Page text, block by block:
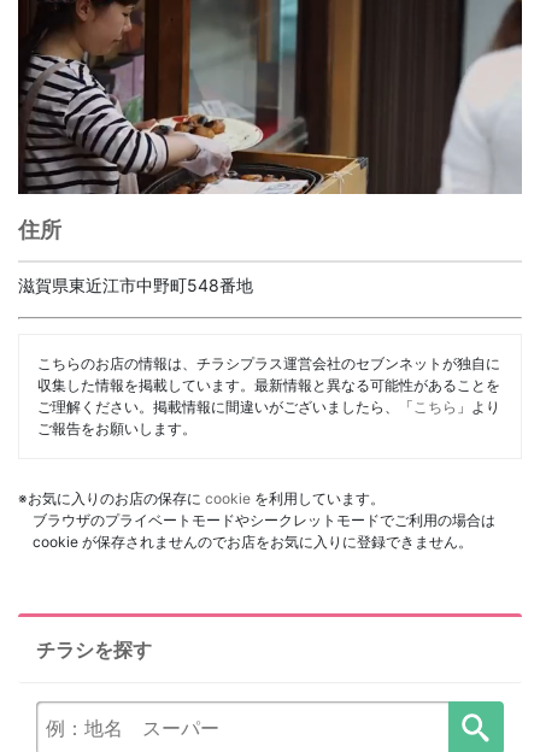
住所
滋賀県東近江市中野町548番地
こちらのお店の情報は、チラシプラス運営会社のセブンネットが独自に
収集した情報を掲載しています。最新情報と異なる可能性があることを
ご理解ください。掲載情報に間違いがございましたら、「 こちら 」より
ご報告をお願いします。
※お気に入りのお店の保存に cookie を利用しています。
ブラウザのプライベートモードやシークレットモードでご利用の場合は
cookie が保存されませんのでお店をお気に入りに登録できません。
チラシを探す